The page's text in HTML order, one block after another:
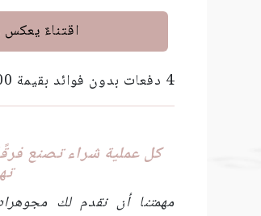
اقتناءٌ
4 دفعات بدون فوائد بقيمة 100 دولار مع
كل عملية شراء تصنع
مهمتنا أن نقدم لك